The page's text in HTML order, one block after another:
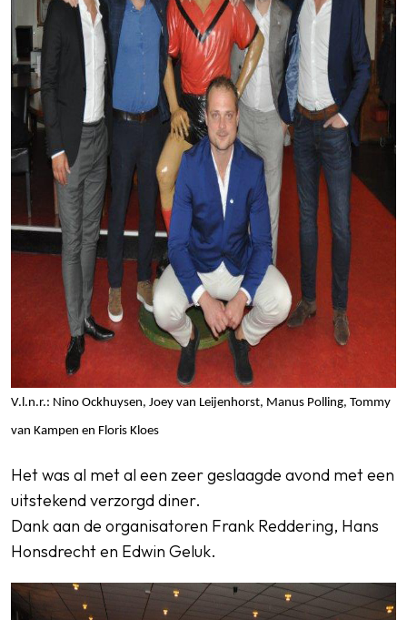
V.l.n.r.: Nino Ockhuysen, Joey van Leijenhorst, Manus Polling, Tommy
van Kampen en Floris Kloes
Het was al met al een zeer geslaagde avond met een
uitstekend verzorgd diner.
Dank aan de organisatoren Frank Reddering, Hans
Honsdrecht en Edwin Geluk.